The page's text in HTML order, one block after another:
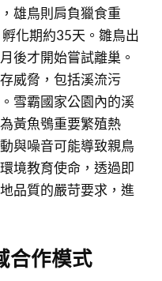
雄鳥則肩負獵食重
化期約35天。雛鳥出
後才開始嘗試離巢。
威脅，包括溪流污
雪霸國家公園內的溪
黃魚鴞重要繁殖熱
與噪音可能導致親鳥
境教育使命，透過即
品質的嚴苛要求，進
合作模式